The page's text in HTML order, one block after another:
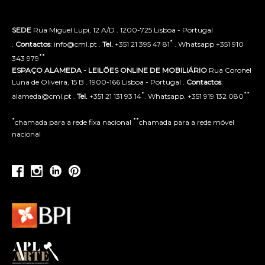
SEDE Rua Miguel Lupi, 12 A/D . 1200-725 Lisboa - Portugal
. Contactos: info@cml.pt . Tel. +351 21 395 47 81* . Whatsapp +351 910
343 979**
ESPAÇO ALAMEDA - LEILÕES ONLINE DE MOBILIÁRIO Rua Coronel
Luna de Oliveira, 15 B . 1900-166 Lisboa - Portugal . Contactos:
alameda@cml.pt . Tel. +351 21 131 93 14*. Whatsapp. +351 919 132 080**
*chamada para a rede fixa nacional **chamada para a rede móvel
nacional